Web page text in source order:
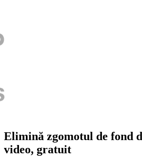
Elimină zgomotul de fond
video, gratuit